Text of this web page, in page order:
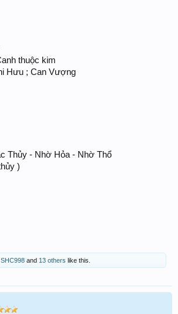
thuộc kim
Hưu ; Can Vượng
Thủy - Nhờ Hỏa - Nhờ Thổ
)
SHC998 and 13 others like this.